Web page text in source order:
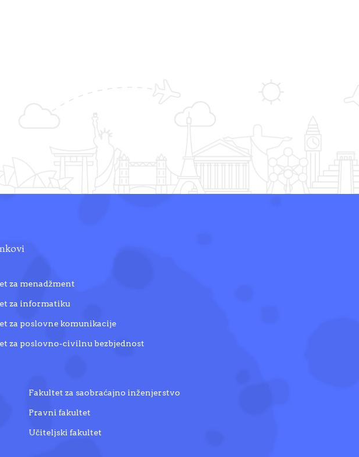
za menadžment
za informatiku
za poslovne komunikacije
za poslovno-civilnu bezbjednost
Fakultet za saobraćajno inženjerstvo
Pravni fakultet
Učiteljski fakultet